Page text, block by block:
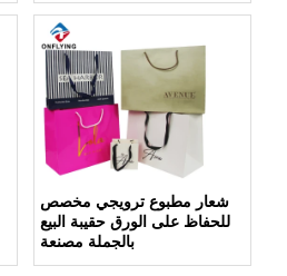
شعار مطبوع ترويجي مخصص
للحفاظ على الورق حقيبة البيع
بالجملة مصنعة